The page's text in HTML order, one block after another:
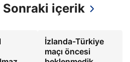
Sonraki içerik
İzlanda-Türkiye
maçı öncesi